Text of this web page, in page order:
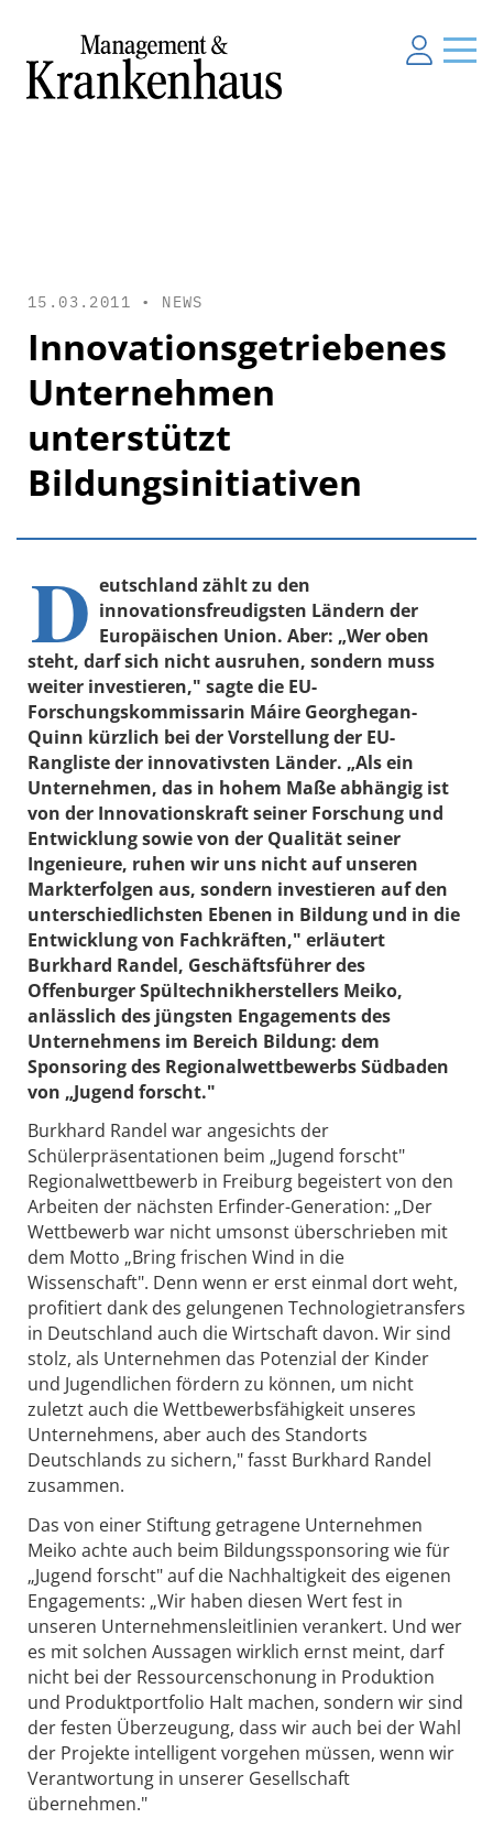
15.03.2011 • NEWS
Innovationsgetriebenes
Unternehmen
unterstützt
Bildungsinitiativen
D eutschland zählt zu den
innovationsfreudigsten Ländern der
Europäischen Union. Aber: „Wer oben
steht, darf sich nicht ausruhen, sondern muss
weiter investieren," sagte die EU-
Forschungskommissarin Máire Georghegan-
Quinn kürzlich bei der Vorstellung der EU-
Rangliste der innovativsten Länder. „Als ein
Unternehmen, das in hohem Maße abhängig ist
von der Innovationskraft seiner Forschung und
Entwicklung sowie von der Qualität seiner
Ingenieure, ruhen wir uns nicht auf unseren
Markterfolgen aus, sondern investieren auf den
unterschiedlichsten Ebenen in Bildung und in die
Entwicklung von Fachkräften," erläutert
Burkhard Randel, Geschäftsführer des
Offenburger Spültechnikherstellers Meiko,
anlässlich des jüngsten Engagements des
Unternehmens im Bereich Bildung: dem
Sponsoring des Regionalwettbewerbs Südbaden
von „Jugend forscht."
Burkhard Randel war angesichts der
Schülerpräsentationen beim „Jugend forscht"
Regionalwettbewerb in Freiburg begeistert von den
Arbeiten der nächsten Erfinder-Generation: „Der
Wettbewerb war nicht umsonst überschrieben mit
dem Motto „Bring frischen Wind in die
Wissenschaft". Denn wenn er erst einmal dort weht,
profitiert dank des gelungenen Technologietransfers
in Deutschland auch die Wirtschaft davon. Wir sind
stolz, als Unternehmen das Potenzial der Kinder
und Jugendlichen fördern zu können, um nicht
zuletzt auch die Wettbewerbsfähigkeit unseres
Unternehmens, aber auch des Standorts
Deutschlands zu sichern," fasst Burkhard Randel
zusammen.
Das von einer Stiftung getragene Unternehmen
Meiko achte auch beim Bildungssponsoring wie für
„Jugend forscht" auf die Nachhaltigkeit des eigenen
Engagements: „Wir haben diesen Wert fest in
unseren Unternehmensleitlinien verankert. Und wer
es mit solchen Aussagen wirklich ernst meint, darf
nicht bei der Ressourcenschonung in Produktion
und Produktportfolio Halt machen, sondern wir sind
der festen Überzeugung, dass wir auch bei der Wahl
der Projekte intelligent vorgehen müssen, wenn wir
Verantwortung in unserer Gesellschaft
übernehmen."